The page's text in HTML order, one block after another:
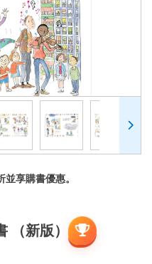
並享購書優惠。
（新版）